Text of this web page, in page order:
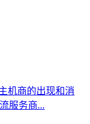
机商的出现和消
服务商...